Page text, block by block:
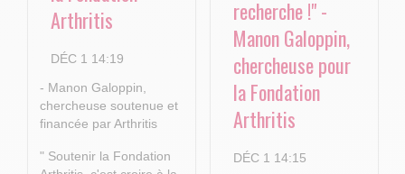
Arthritis
DÉC 1 14:19
- Manon Galoppin,
chercheuse soutenue et
financée par Arthritis
" Soutenir la Fondation
recherche !" -
Manon Galoppin,
chercheuse pour
la Fondation
Arthritis
DÉC 1 14:15